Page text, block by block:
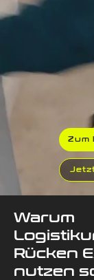
Zum
Warum
Rücken
nutzen